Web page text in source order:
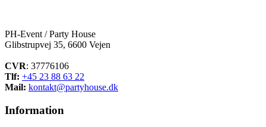
PH-Event / Party House
Glibstrupvej 35, 6600 Vejen
CVR: 37776106
Tlf: +45 23 88 63 22
Mail: kontakt@partyhouse.dk
Information